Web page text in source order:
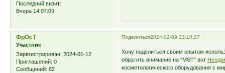
Последний визит:
Вчера 14:07:09
Поделиться2024-02-09 23:10:27
ФрОсТ
Участник
Зарегистрирован: 2024-01-12
Приглашений: 0
Сообщений: 82
Хочу поделиться своим опытом
обратить внимание на "MST" вот
косметологического оборудования с